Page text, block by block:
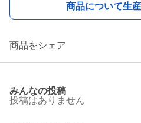
商品について生
商品をシェア
みんなの投稿
投稿はありません